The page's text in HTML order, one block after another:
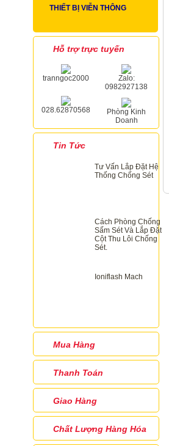
THIẾT BỊ VIỄN THÔNG
Hỗ trợ trực tuyến
tranngoc2000
Zalo:
0982927138
028.62870568
Phòng Kinh
Doanh
Tin Tức
Tư Vấn Lắp Đặt Hệ
Thống Chống Sét
Cách Phòng Chống
Sấm Sét Và Lắp Đặt
Cột Thu Lôi Chống
Sét.
Ioniflash Mach
Mua Hàng
Thanh Toán
Giao Hàng
Chất Lượng Hàng Hóa